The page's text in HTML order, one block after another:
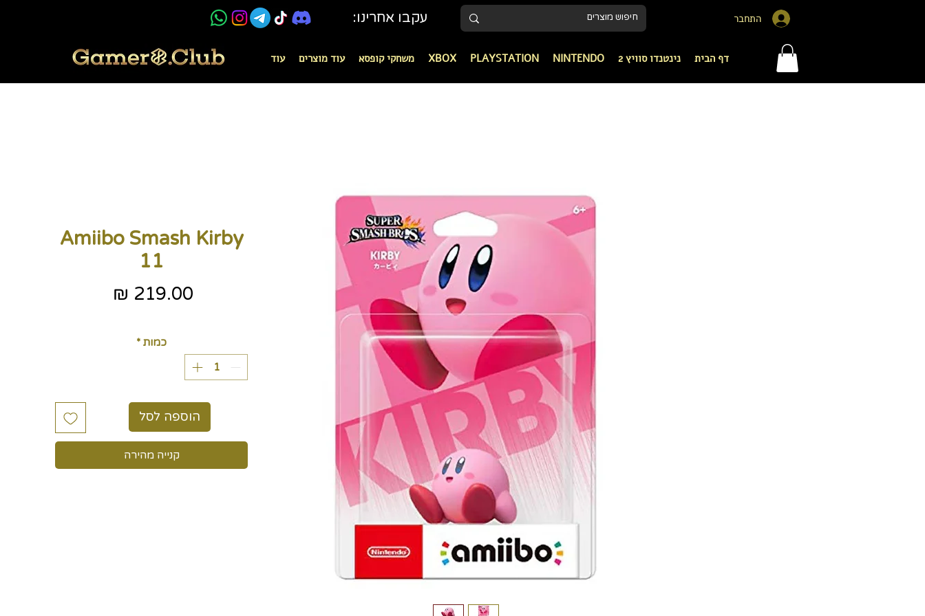
עקבו אחרינו: התחבר
דף הבית נינטנדו סוויץ 2 NINTENDO
PLAYSTATION
XBOX משחקי קופסא עוד מוצרים עוד
Amiibo Smash Kirby
11
כמות *
הוספה לסל
קנייה מהירה